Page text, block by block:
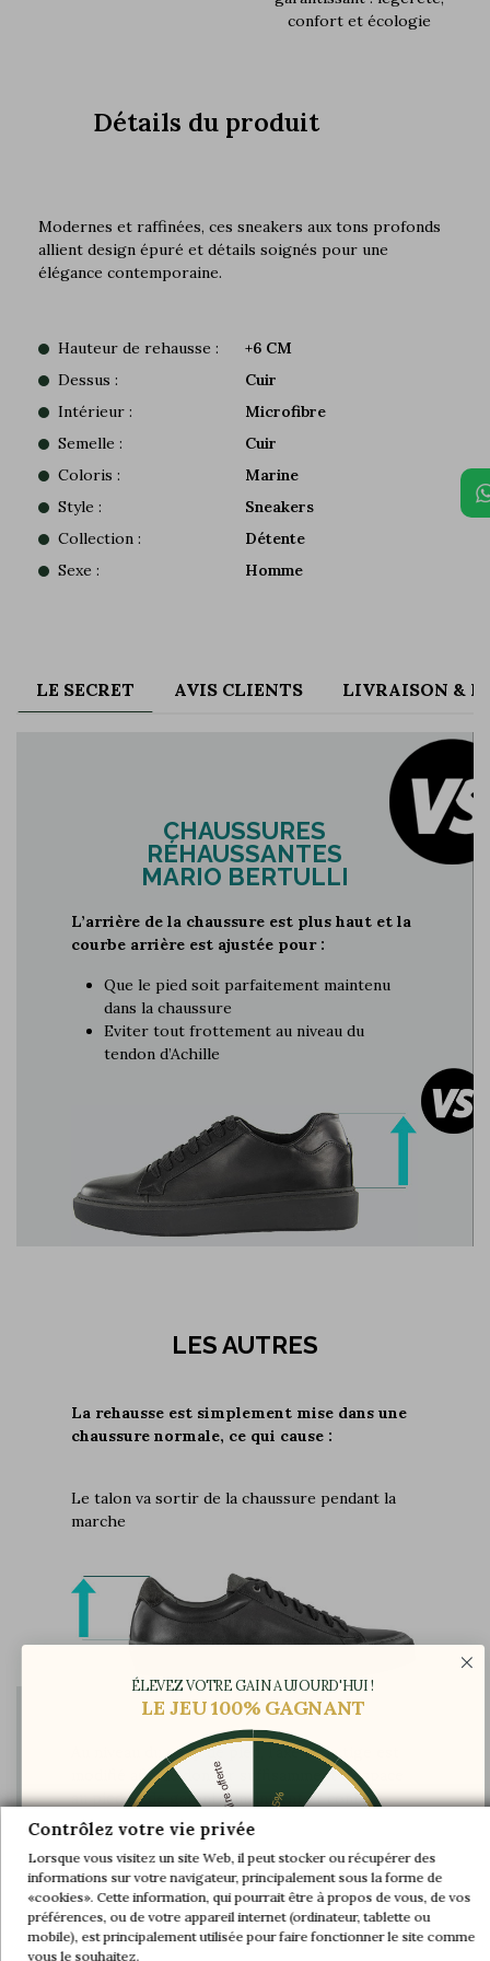
confort et écologie
Détails du produit
Modernes et raffinées, ces sneakers aux tons profonds
allient design épuré et détails soignés pour une
élégance contemporaine.
Hauteur de rehausse :
+6 CM
Dessus :
Cuir
Intérieur :
Microfibre
Semelle :
Cuir
Coloris :
Marine
Style :
Sneakers
Collection :
Détente
Sexe :
Homme
LE SECRET AVIS CLIENTS LIVRAISON &
CHAUSSURES
RÉHAUSSANTES
MARIO BERTULLI
L’arrière de la chaussure est plus haut et la
courbe arrière est ajustée pour :
Que le pied soit parfaitement maintenu
dans la chaussure
Eviter tout frottement au niveau du
tendon d’Achille
LES AUTRES
La rehausse est simplement mise dans une
chaussure normale, ce qui cause :
Le talon va sortir de la chaussure pendant la
marche
Au niveau du coup de pied, l’axe de la tige est
modifié afin de donner suffisamment d’espace
au pied et de garantir maintient et confort
Contrôlez votre vie privée
Lorsque vous visitez un site Web, il peut stocker ou récupérer des
informations sur votre navigateur, principalement sous la forme de
«cookies». Cette information, qui pourrait être à propos de vous, de vos
préférences, ou de votre appareil internet (ordinateur, tablette ou
mobile), est principalement utilisée pour faire fonctionner le site comme
vous le souhaitez.
ÉLEVEZ VOTRE GAIN AUJOURD'HUI !
LE JEU 100% GAGNANT
-5%
-20%
-30%
-10%
-20%
-30% Une paire offerte